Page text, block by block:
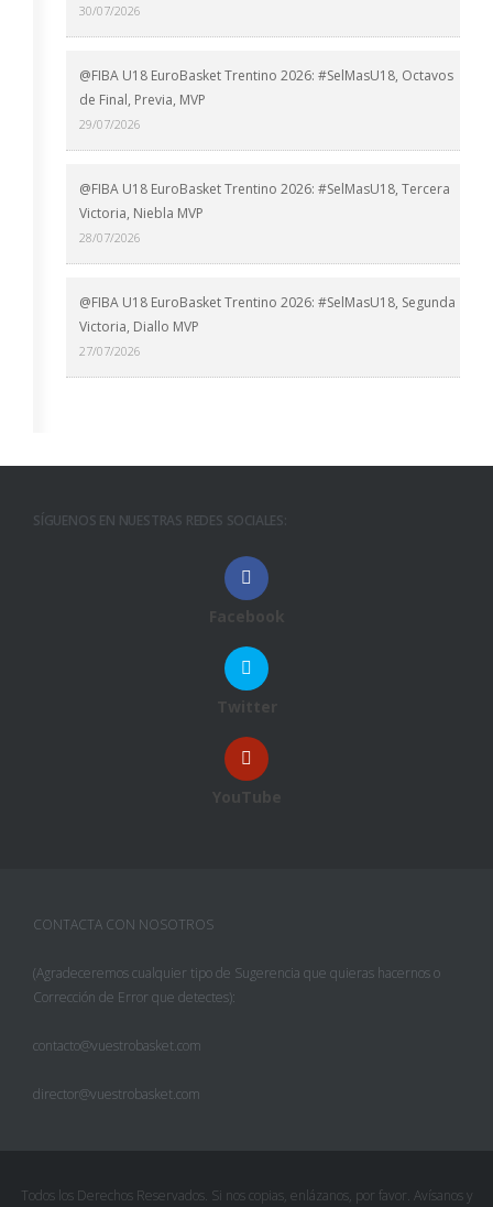
30/07/2026
@FIBA U18 EuroBasket Trentino 2026: #SelMasU18, Octavos
de Final, Previa, MVP
29/07/2026
@FIBA U18 EuroBasket Trentino 2026: #SelMasU18, Tercera
Victoria, Niebla MVP
28/07/2026
@FIBA U18 EuroBasket Trentino 2026: #SelMasU18, Segunda
Victoria, Diallo MVP
27/07/2026
SÍGUENOS EN NUESTRAS REDES SOCIALES:
Facebook
Twitter
YouTube
CONTACTA CON NOSOTROS
(Agradeceremos cualquier tipo de Sugerencia que quieras hacernos o
Corrección de Error que detectes):
contacto@vuestrobasket.com
director@vuestrobasket.com
Todos los Derechos Reservados. Si nos copias, enlázanos, por favor. Avísanos y